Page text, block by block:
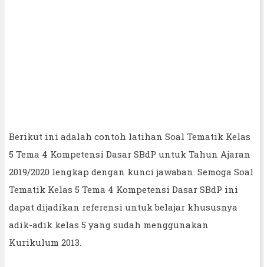
Berikut ini adalah contoh latihan Soal Tematik Kelas
5 Tema 4 Kompetensi Dasar SBdP untuk Tahun Ajaran
2019/2020 lengkap dengan kunci jawaban. Semoga Soal
Tematik Kelas 5 Tema 4 Kompetensi Dasar SBdP ini
dapat dijadikan referensi untuk belajar khususnya
adik-adik kelas 5 yang sudah menggunakan
Kurikulum 2013.